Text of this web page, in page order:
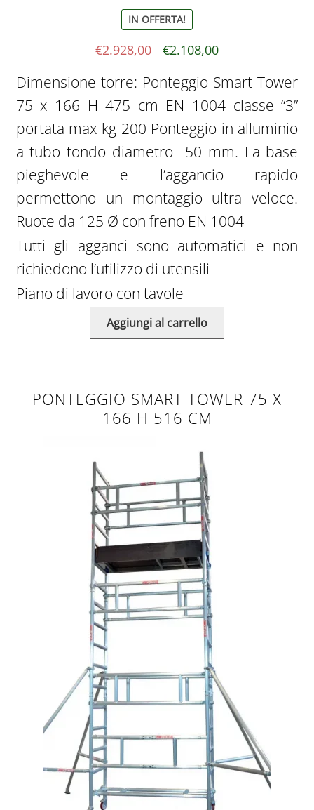
IN OFFERTA!
€2.928,00
originale
era:
€2.928,00.
€2.108,00Il
attuale
è:
€2.108,00.
Dimensione torre: Ponteggio Smart Tower
75 x 166 H 475 cm EN 1004 classe “3”
portata max kg 200 Ponteggio in alluminio
a tubo tondo diametro 50 mm. La base
pieghevole e l’aggancio rapido
permettono un montaggio ultra veloce.
Ruote da 125 Ø con freno EN 1004
Tutti gli agganci sono automatici e non
richiedono l’utilizzo di utensili
Piano di lavoro con tavole
Aggiungi al carrello
PONTEGGIO SMART TOWER 75 X
166 H 516 CM